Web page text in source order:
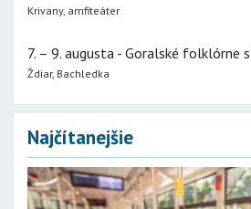
Krivany, amfiteáter
7. – 9. augusta - Goralské folklórne
Ždiar, Bachledka
Najčítanejšie